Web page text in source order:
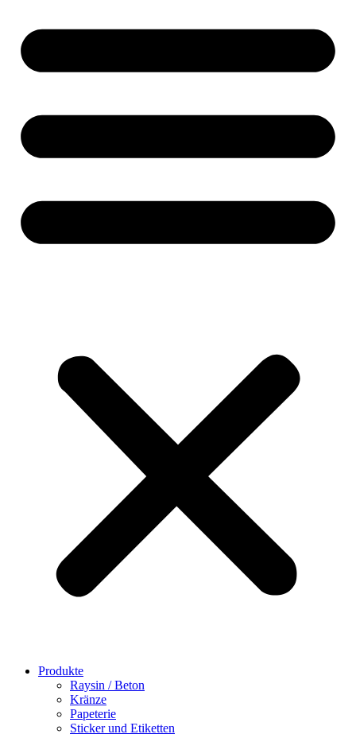
Produkte
Raysin / Beton
Kränze
Papeterie
Sticker und Etiketten